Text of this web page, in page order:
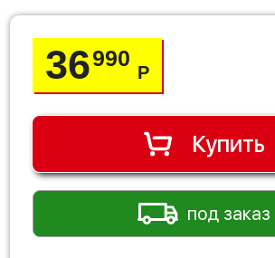
36990
Р
Купить
под заказ